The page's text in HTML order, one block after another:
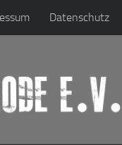
Datenschutz